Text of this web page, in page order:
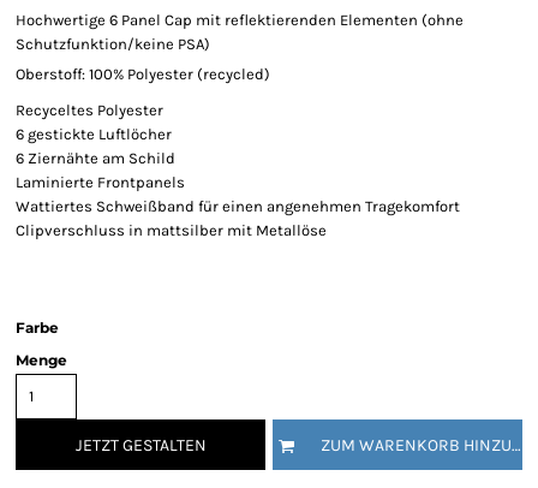
Hochwertige 6 Panel Cap mit reflektierenden Elementen (ohne
Schutzfunktion/keine PSA)
Oberstoff: 100% Polyester (recycled)
Recyceltes Polyester
6 gestickte Luftlöcher
6 Ziernähte am Schild
Laminierte Frontpanels
Wattiertes Schweißband für einen angenehmen Tragekomfort
Clipverschluss in mattsilber mit Metallöse
Farbe
Menge
JETZT GESTALTEN ZUM WARENKORB HINZUFÜGEN